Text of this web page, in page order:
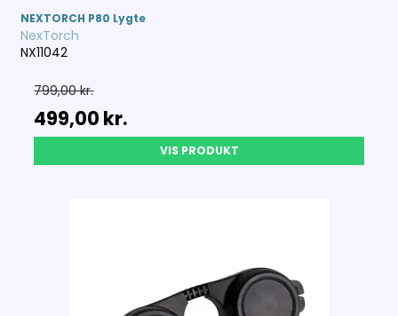
NEXTORCH P80 Lygte
NexTorch
NX11042
799,00 kr.
499,00 kr.
VIS PRODUKT